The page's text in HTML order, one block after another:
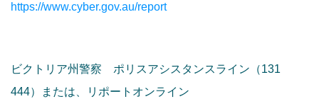
https://www.cyber.gov.au/report
ビクトリア州警察 ポリスアシスタンスライン（131
444）または、リポートオンライン